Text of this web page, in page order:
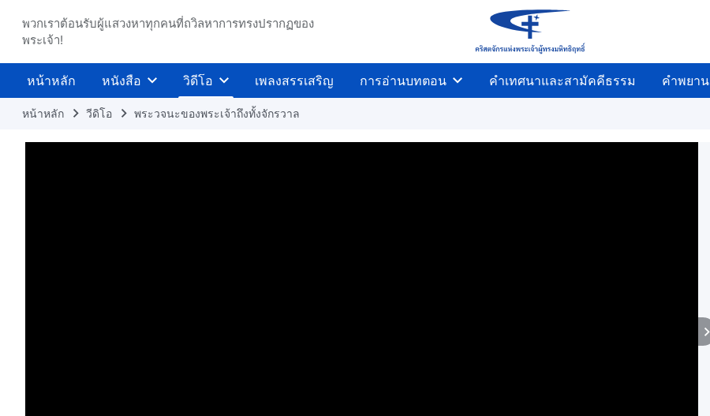
พวกเราต้อนรับผู้แสวงหาทุกคนที่ถวิลหาการทรงปรากฏของ
พระเจ้า!
หน้าหลัก หนังสือ วิดีโอ เพลงสรรเสริญ การอ่านบทตอน คำเทศนาและสามัคคีธรรม คำพยาน
หน้าหลัก วีดิโอ พระวจนะของพระเจ้าถึงทั้งจักรวาล